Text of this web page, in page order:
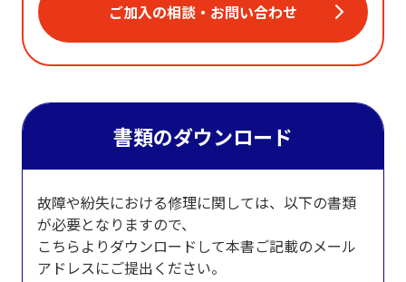
ご加入の相談・お問い合わせ
書類のダウンロード
故障や紛失における修理に関しては、以下の書類
が必要となりますので、
こちらよりダウンロードして本書ご記載のメール
アドレスにご提出ください。